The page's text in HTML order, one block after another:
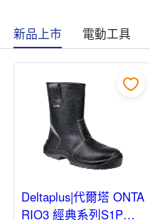
新品上市 電動工具
Deltaplus|代爾塔 ONTA
RIO3 經典系列S1P安